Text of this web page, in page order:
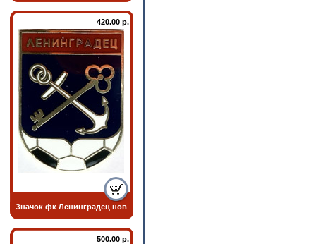
420.00 р.
Значок фк Ленинградец нов
500.00 р.